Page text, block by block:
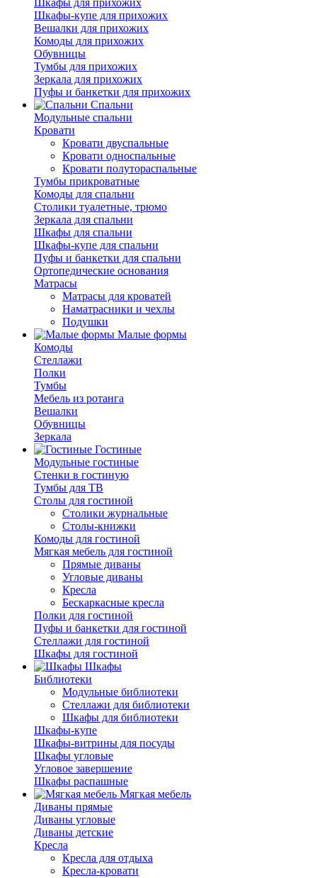
Шкафы для прихожих
Шкафы-купе для прихожих
Вешалки для прихожих
Комоды для прихожих
Обувницы
Тумбы для прихожих
Зеркала для прихожих
Пуфы и банкетки для прихожих
Спальни
Модульные спальни
Кровати
Кровати двуспальные
Кровати односпальные
Кровати полутораспальные
Тумбы прикроватные
Комоды для спальни
Столики туалетные, трюмо
Зеркала для спальни
Шкафы для спальни
Шкафы-купе для спальни
Пуфы и банкетки для спальни
Ортопедические основания
Матрасы
Матрасы для кроватей
Наматрасники и чехлы
Подушки
Малые формы
Комоды
Стеллажи
Полки
Тумбы
Мебель из ротанга
Вешалки
Обувницы
Зеркала
Гостиные
Модульные гостиные
Стенки в гостиную
Тумбы для ТВ
Столы для гостиной
Столики журнальные
Столы-книжки
Комоды для гостиной
Мягкая мебель для гостиной
Прямые диваны
Угловые диваны
Кресла
Бескаркасные кресла
Полки для гостиной
Пуфы и банкетки для гостиной
Стеллажи для гостиной
Шкафы для гостиной
Шкафы
Библиотеки
Модульные библиотеки
Стеллажи для библиотеки
Шкафы для библиотеки
Шкафы-купе
Шкафы-витрины для посуды
Шкафы угловые
Угловое завершение
Шкафы распашные
Мягкая мебель
Диваны прямые
Диваны угловые
Диваны детские
Кресла
Кресла для отдыха
Кресла-кровати